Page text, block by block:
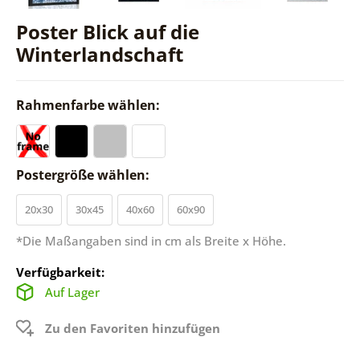
Poster Blick auf die
Winterlandschaft
Rahmenfarbe wählen:
Postergröße wählen:
20x30 30x45 40x60 60x90
*Die Maßangaben sind in cm als Breite x Höhe.
Verfügbarkeit:
Auf Lager
Zu den Favoriten hinzufügen